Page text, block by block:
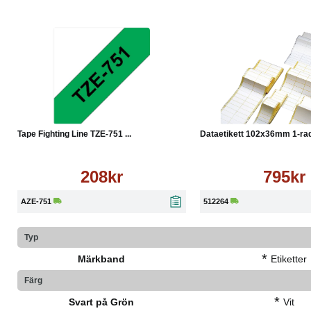
Tape Fighting Line TZE-751 ...
208kr
AZE-751
Dataetikett 102x36mm 1-
795kr
512264
Köp
Typ
Märkband * Etiketter
Färg
Svart på Grön * Vit